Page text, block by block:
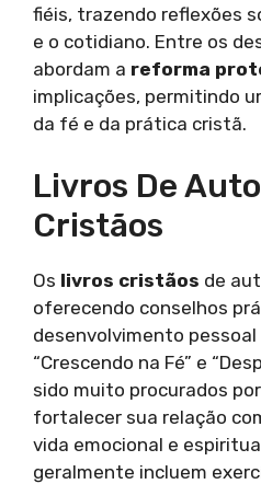
fiéis, trazendo reflexões
e o cotidiano. Entre os
abordam a reforma
implicações, permitindo
da fé e da prática cristã.
Livros De
Cristãos
Os livros cristãos de
oferecendo conselhos
desenvolvimento
“Crescendo na Fé” e
sido muito procurados
fortalecer sua relação
vida emocional e
geralmente incluem